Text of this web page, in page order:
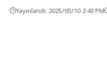
Yayınlandı: 2025/05/10 2:43 PM